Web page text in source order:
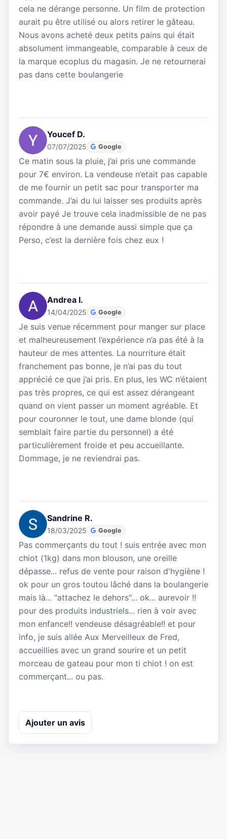
cela ne dérange personne. Un film de protection
aurait pu être utilisé ou alors retirer le gâteau.
Nous avons acheté deux petits pains qui était
absolument immangeable, comparable à ceux de
la marque ecoplus du magasin. Je ne retournerai
pas dans cette boulangerie
Youcef D.
07/07/2025 Google
Ce matin sous la pluie, j’ai pris une commande
pour 7€ environ. La vendeuse n’etait pas capable
de me fournir un petit sac pour transporter ma
commande. J’ai du lui laisser ses produits après
avoir payé Je trouve cela inadmissible de ne pas
répondre à une demande aussi simple que ça
Perso, c’est la dernière fois chez eux !
Andrea I.
14/04/2025 Google
Je suis venue récemment pour manger sur place
et malheureusement l’expérience n’a pas été à la
hauteur de mes attentes. La nourriture était
franchement pas bonne, je n’ai pas du tout
apprécié ce que j’ai pris. En plus, les WC n’étaient
pas très propres, ce qui est assez dérangeant
quand on vient passer un moment agréable. Et
pour couronner le tout, une dame blonde (qui
semblait faire partie du personnel) a été
particulièrement froide et peu accueillante.
Dommage, je ne reviendrai pas.
Sandrine R.
18/03/2025 Google
Pas commerçants du tout ! suis entrée avec mon
chiot (1kg) dans mon blouson, une oreille
dépasse... refus de vente pour raison d'hygiène !
ok pour un gros toutou lâché dans la boulangerie
mais là... "attachez le dehors"... ok... aurevoir !!
pour des produits industriels... rien à voir avec
mon enfance!! vendeuse désagréable!! et pour
info, je suis allée Aux Merveilleux de Fred,
accueillies avec un grand sourire et un petit
morceau de gateau pour mon ti chiot ! on est
commerçant... ou pas.
Ajouter un avis